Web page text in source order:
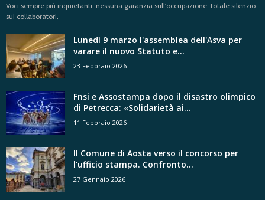
Voci sempre più inquietanti, nessuna garanzia sull'occupazione, totale silenzio
sui collaboratori.
Lunedì 9 marzo l'assemblea dell'Asva per
varare il nuovo Statuto e...
23 Febbraio 2026
Fnsi e Assostampa dopo il disastro olimpico
di Petrecca: «Solidarietà ai...
11 Febbraio 2026
Il Comune di Aosta verso il concorso per
l'ufficio stampa. Confronto...
27 Gennaio 2026